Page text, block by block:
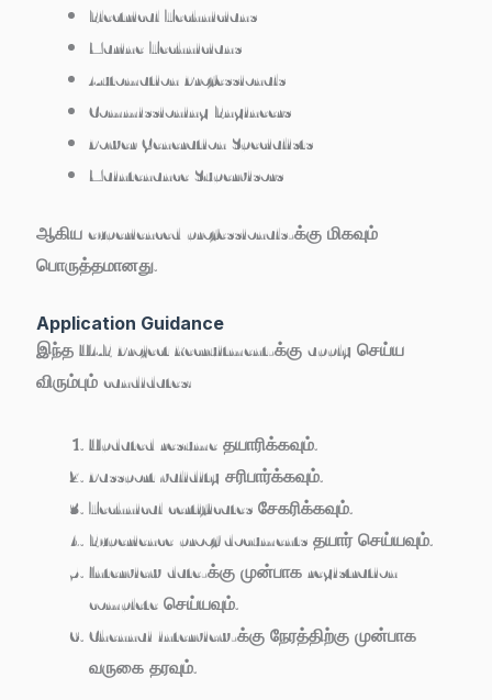
Electrical Technicians
Marine Technicians
Automation Professionals
Commissioning Engineers
Power Generation Specialists
Maintenance Supervisors
ஆகிய experienced professionals-க்கு மிகவும்
பொருத்தமானது.
Application Guidance
இந்த UAE Project Recruitment-க்கு apply செய்ய
விரும்பும் candidates:
Updated resume தயாரிக்கவும்.
Passport validity சரிபார்க்கவும்.
Technical certificates சேகரிக்கவும்.
Experience proof documents தயார் செய்யவும்.
Interview date-க்கு முன்பாக registration
complete செய்யவும்.
Chennai interview-க்கு நேரத்திற்கு முன்பாக
வருகை தரவும்.